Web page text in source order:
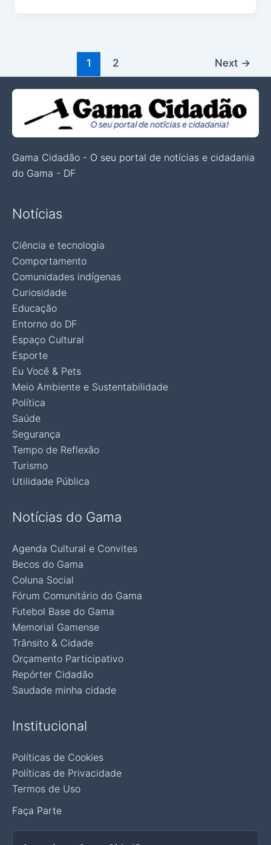
1 2 Next →
Gama Cidadão - O seu portal de notícias e cidadania
do Gama - DF
Notícias
Ciência e tecnologia
Comportamento
Comunidades indígenas
Curiosidade
Educação
Entorno do DF
Espaço Cultural
Esporte
Eu Você & Pets
Meio Ambiente e Sustentabilidade
Política
Saúde
Segurança
Tempo de Reflexão
Turismo
Utilidade Pública
Notícias do Gama
Agenda Cultural e Convites
Becos do Gama
Coluna Social
Fórum Comunitário do Gama
Futebol Base do Gama
Memorial Gamense
Trânsito & Cidade
Orçamento Participativo
Repórter Cidadão
Saudade minha cidade
Institucional
Políticas de Cookies
Políticas de Privacidade
Termos de Uso
Faça Parte